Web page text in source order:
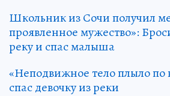
Школьник из Сочи получил
проявленное мужество»:
реку и спас малыша
«Неподвижное тело плыло по
спас девочку из реки